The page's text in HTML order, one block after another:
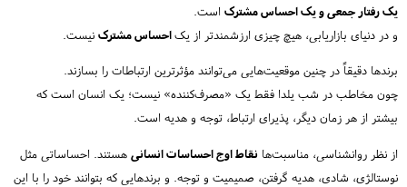
یک رفتار جمعی و یک احساس مشترک است.
و در دنیای بازاریابی، هیچ چیزی ارزشمندتر از یکاحساس مشترک نیست.
برندها دقیقاً در چنین موقعیت‌هایی می‌توانند مؤثرترین ارتباطات را بسازند.
چون مخاطب در شب یلدا فقط یک «مصرف‌کننده» نیست؛ یک انسان است که
بیشتر از هر زمان دیگر، پذیرای ارتباط، توجه و هدیه است.
از نظر روانشناسی، مناسبت‌ها نقاط اوج احساسات انسانی هستند. احساساتی مثل
نوستالژی، شادی، هدیه گرفتن، صمیمیت و توجه. و برندهایی که بتوانند خود را با این